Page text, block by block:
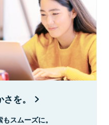
を。
スムーズに。